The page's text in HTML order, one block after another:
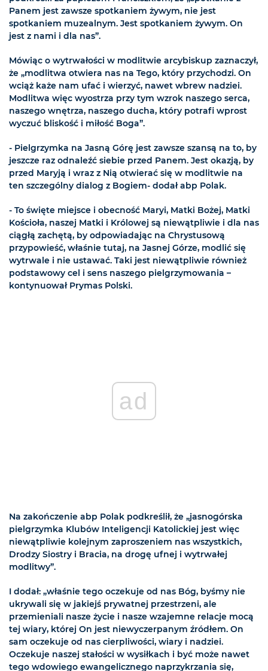
Panem jest zawsze spotkaniem żywym, nie jest
spotkaniem muzealnym. Jest spotkaniem żywym. On
jest z nami i dla nas”.
Mówiąc o wytrwałości w modlitwie arcybiskup zaznaczył,
że „modlitwa otwiera nas na Tego, który przychodzi. On
wciąż każe nam ufać i wierzyć, nawet wbrew nadziei.
Modlitwa więc wyostrza przy tym wzrok naszego serca,
naszego wnętrza, naszego ducha, który potrafi wprost
wyczuć bliskość i miłość Boga”.
- Pielgrzymka na Jasną Górę jest zawsze szansą na to, by
jeszcze raz odnaleźć siebie przed Panem. Jest okazją, by
przed Maryją i wraz z Nią otwierać się w modlitwie na
ten szczególny dialog z Bogiem- dodał abp Polak.
- To święte miejsce i obecność Maryi, Matki Bożej, Matki
Kościoła, naszej Matki i Królowej są niewątpliwie i dla nas
ciągłą zachętą, by odpowiadając na Chrystusową
przypowieść, właśnie tutaj, na Jasnej Górze, modlić się
wytrwale i nie ustawać. Taki jest niewątpliwie również
podstawowy cel i sens naszego pielgrzymowania –
kontynuował Prymas Polski.
ad
Na zakończenie abp Polak podkreślił, że „jasnogórska
pielgrzymka Klubów Inteligencji Katolickiej jest więc
niewątpliwie kolejnym zaproszeniem nas wszystkich,
Drodzy Siostry i Bracia, na drogę ufnej i wytrwałej
modlitwy”.
I dodał: „właśnie tego oczekuje od nas Bóg, byśmy nie
ukrywali się w jakiejś prywatnej przestrzeni, ale
przemieniali nasze życie i nasze wzajemne relacje mocą
tej wiary, której On jest niewyczerpanym źródłem. On
sam oczekuje od nas cierpliwości, wiary i nadziei.
Oczekuje naszej stałości w wysiłkach i być może nawet
tego wdowiego ewangelicznego naprzykrzania się,